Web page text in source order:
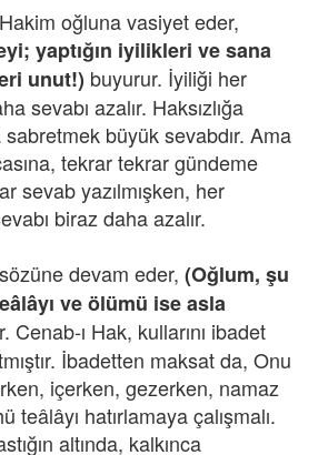
oğluna vasiyet eder,
yaptığın iyilikleri ve sana
unut!) buyurur. İyiliği her
sevabı azalır. Haksızlığa
büyük sevabdır. Ama
tekrar tekrar gündeme
sevab yazılmışken, her
biraz daha azalır.
devam eder, (Oğlum, şu
ve ölümü ise asla
Cenab-ı Hak, kullarını ibadet
İbadetten maksat da, Onu
içerken, gezerken, namaz
teâlâyı hatırlamaya çalışmalı.
altında, kalkınca